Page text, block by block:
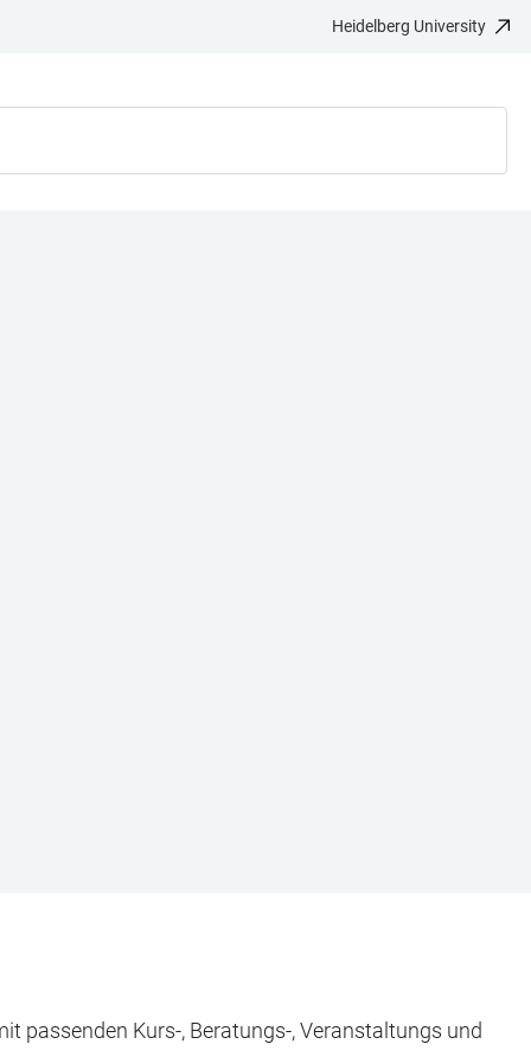
Heidelberg University
passenden Kurs-, Beratungs-, Veranstaltungs und